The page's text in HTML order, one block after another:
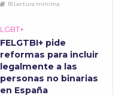
18 Lectura mínima
LGBT+
FELGTBI+ pide
reformas para incluir
legalmente a las
personas no binarias
en España